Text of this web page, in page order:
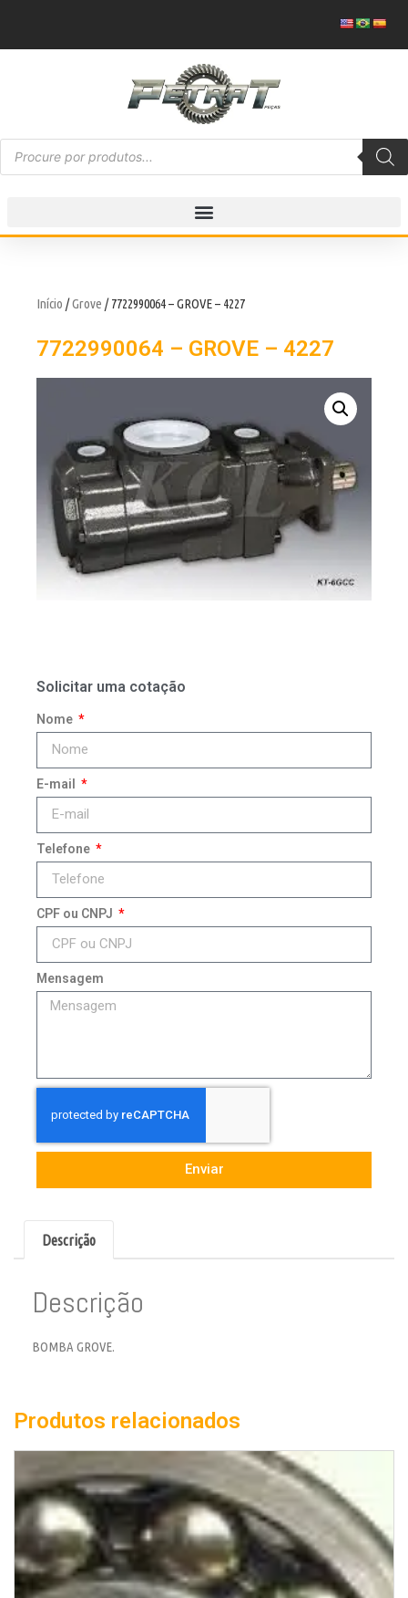
Início /Grove / 7722990064 – GROVE – 4227
7722990064 – GROVE – 4227
Solicitar uma cotação
Nome
E-mail
Telefone
CPF ou CNPJ
Mensagem
Enviar
Descrição
Descrição
BOMBA GROVE.
Produtos relacionados